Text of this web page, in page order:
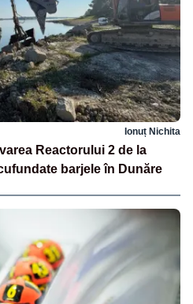
Ionuț Nichita
Reactorului 2 de la
barjele în Dunăre